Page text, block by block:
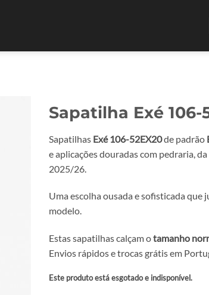
Sapatilha Exé 106-
Sapatilhas Exé 106-52EX20de padrão
e aplicações douradas com pedraria,
2025/26.
Uma escolha ousada e sofisticada
modelo.
Estas sapatilhas calçam otamanho
Envios rápidos e trocas grátis em
Este produto está esgotado e indisponível.
Alternative: